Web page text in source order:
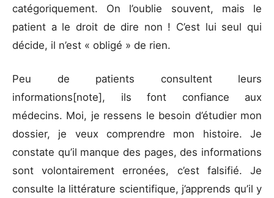
catégoriquement. On l’oublie souvent, mais le
patient a le droit de dire non ! C’est lui seul qui
décide, il n’est « obligé » de rien.
Peu de patients consultent leurs
informations[note], ils font confiance aux
médecins. Moi, je ressens le besoin d’étudier mon
dossier, je veux comprendre mon histoire. Je
constate qu’il manque des pages, des informations
sont volontairement erronées, c’est falsifié. Je
consulte la littérature scientifique, j’apprends qu’il y